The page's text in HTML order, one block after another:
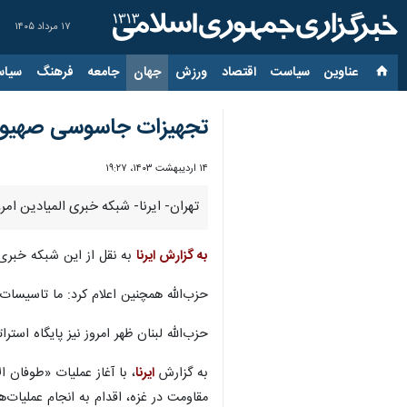
۱۷ مرداد ۱۴۰۵
عناوین‌ سیاست اقتصاد ورزش جهان جامعه فرهنگ
تجهیزات جاسوسی
۱۴ اردیبهشت ۱۴۰۳، ۱۹:۲۷